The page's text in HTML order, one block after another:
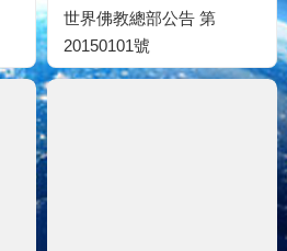
世界佛教總部公告 第
20150101號